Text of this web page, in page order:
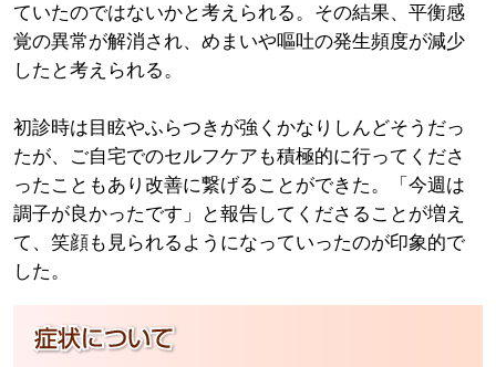
ていたのではないかと考えられる。その結果、平衡感
覚の異常が解消され、めまいや嘔吐の発生頻度が減少
したと考えられる。
初診時は目眩やふらつきが強くかなりしんどそうだっ
たが、ご自宅でのセルフケアも積極的に行ってくださ
ったこともあり改善に繋げることができた。「今週は
調子が良かったです」と報告してくださることが増え
て、笑顔も見られるようになっていったのが印象的で
した。